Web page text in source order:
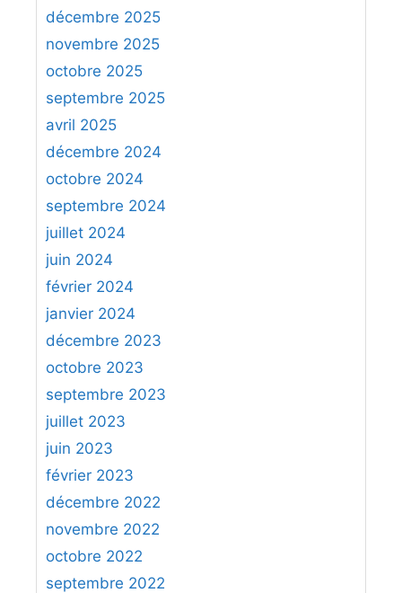
r
h
e
r
:
décembre 2025
novembre 2025
octobre 2025
septembre 2025
avril 2025
décembre 2024
octobre 2024
septembre 2024
juillet 2024
juin 2024
février 2024
janvier 2024
décembre 2023
octobre 2023
septembre 2023
juillet 2023
juin 2023
février 2023
décembre 2022
novembre 2022
octobre 2022
septembre 2022